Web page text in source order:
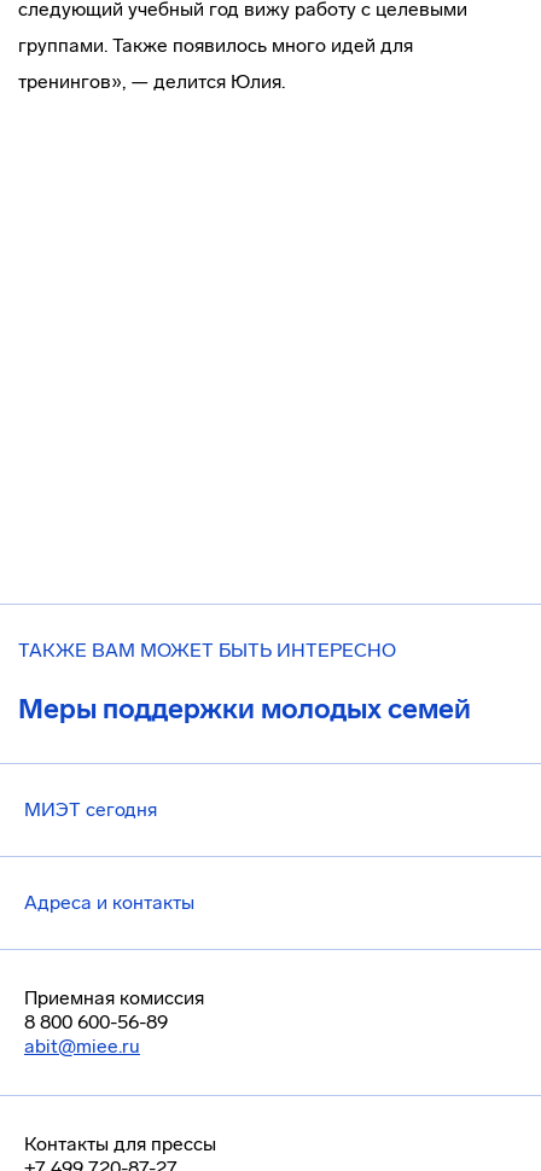
следующий учебный год вижу работу с целевыми
группами. Также появилось много идей для
тренингов», — делится Юлия.
ТАКЖЕ ВАМ МОЖЕТ БЫТЬ ИНТЕРЕСНО
Меры поддержки молодых семей
МИЭТ сегодня
Адреса и контакты
Приемная комиссия
8 800 600-56-89
abit@miee.ru
Контакты для прессы